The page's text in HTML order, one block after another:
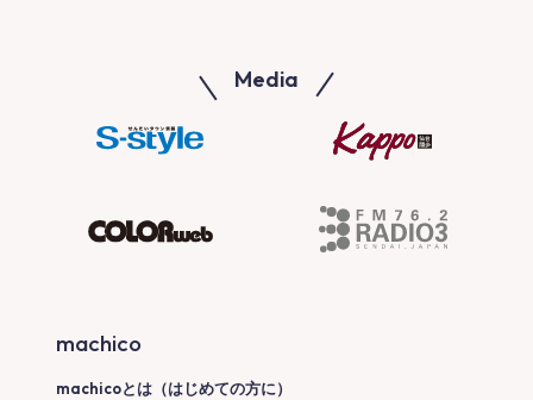
Media
machico
machicoとは（はじめての方に）